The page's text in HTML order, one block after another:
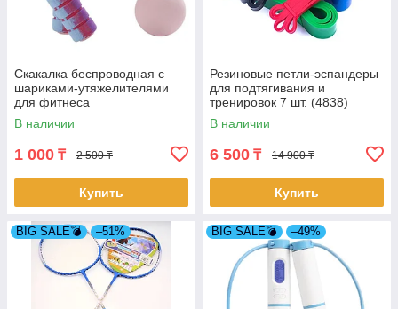
Скакалка беспроводная с
шариками-утяжелителями
для фитнеса
В наличии
1 000 ₸ 2 500 ₸
Купить
Резиновые петли-эспандеры
для подтягивания и
тренировок 7 шт. (4838)
В наличии
6 500 ₸ 14 900 ₸
Купить
BIG SALE💣 –51% BIG SALE💣 –49%